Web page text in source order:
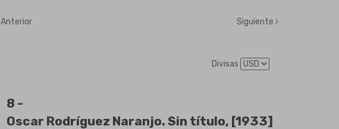
Anterior Siguiente
Divisas
8 -
Oscar Rodríguez Naranjo. Sin título, [1933]